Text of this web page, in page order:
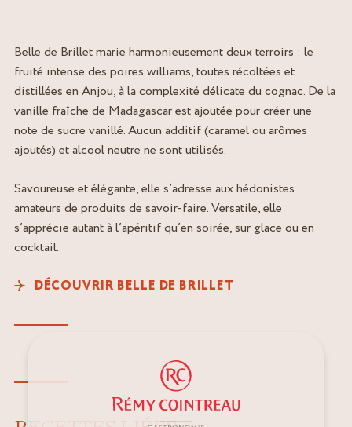
Belle de Brillet marie harmonieusement deux terroirs : le
fruité intense des poires williams, toutes récoltées et
distillées en Anjou, à la complexité délicate du cognac. De la
vanille fraîche de Madagascar est ajoutée pour créer une
note de sucre vanillé. Aucun additif (caramel ou arômes
ajoutés) et alcool neutre ne sont utilisés.
Savoureuse et élégante, elle s’adresse aux hédonistes
amateurs de produits de savoir-faire. Versatile, elle
s’apprécie autant à l’apéritif qu’en soirée, sur glace ou en
cocktail.
DÉCOUVRIR BELLE DE BRILLET